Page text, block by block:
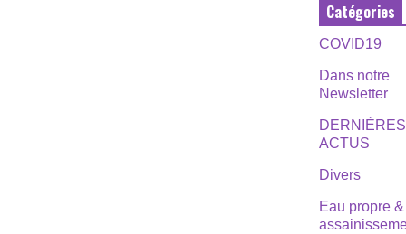
Catégories
COVID19
Dans notre
Newsletter
DERNIÈRES
ACTUS
Divers
Eau propre &